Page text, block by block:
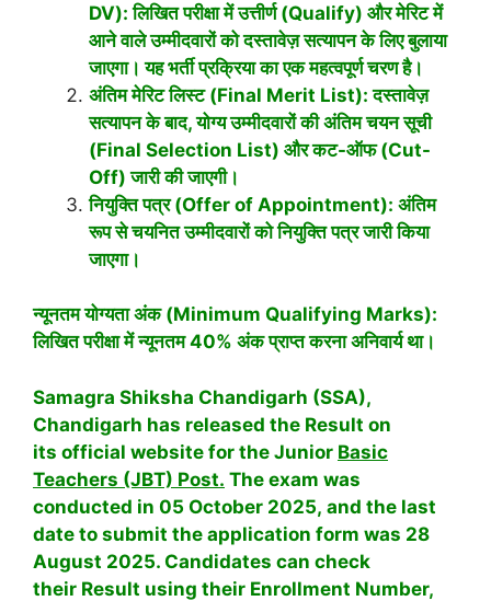
DV): लिखित परीक्षा में उत्तीर्ण (Qualify) और मेरिट में
आने वाले उम्मीदवारों को दस्तावेज़ सत्यापन के लिए बुलाया
जाएगा। यह भर्ती प्रक्रिया का एक महत्वपूर्ण चरण है।
अंतिम मेरिट लिस्ट (Final Merit List): दस्तावेज़
सत्यापन के बाद, योग्य उम्मीदवारों की अंतिम चयन सूची
(Final Selection List) और कट-ऑफ (Cut-
Off) जारी की जाएगी।
नियुक्ति पत्र (Offer of Appointment): अंतिम
रूप से चयनित उम्मीदवारों को नियुक्ति पत्र जारी किया
जाएगा।
न्यूनतम योग्यता अंक (Minimum Qualifying Marks):
लिखित परीक्षा में न्यूनतम 40% अंक प्राप्त करना अनिवार्य था।
Samagra Shiksha Chandigarh (SSA),
Chandigarh has released the Result on
its official website for the Junior Basic
Teachers (JBT) Post. The exam was
conducted in 05 October 2025, and the last
date to submit the application form was 28
August 2025. Candidates can check
their Result using their Enrollment Number,